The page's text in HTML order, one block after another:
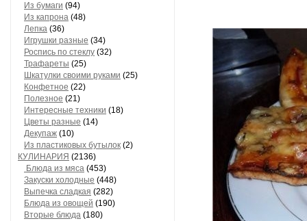
Из бумаги (94)
Из капрона (48)
Лепка (36)
Игрушки разные (34)
Роспись по стеклу (32)
Трафареты (25)
Шкатулки своими руками (25)
Конфетное (22)
Полезное (21)
Интересные техники (18)
Цветы разные (14)
Декупаж (10)
Из пластиковых бутылок (2)
КУЛИНАРИЯ (2136)
Блюда из мяса (453)
Закуски холодные (448)
Выпечка сладкая (282)
Блюда из овощей (190)
Вторые блюда (180)